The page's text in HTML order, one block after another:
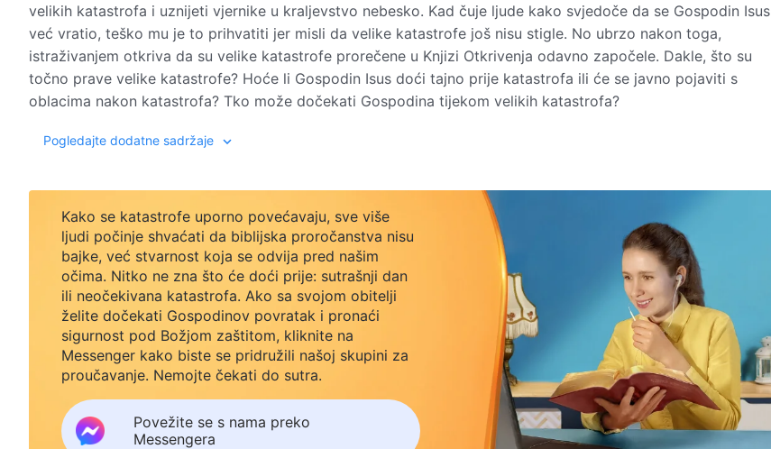
velikih katastrofa i uznijeti vjernike u kraljevstvo nebesko. Kad čuje ljude kako svjedoče da se Gospodin Isus
već vratio, teško mu je to prihvatiti jer misli da velike katastrofe još nisu stigle. No ubrzo nakon toga,
istraživanjem otkriva da su velike katastrofe prorečene u Knjizi Otkrivenja odavno započele. Dakle, što su
točno prave velike katastrofe? Hoće li Gospodin Isus doći tajno prije katastrofa ili će se javno pojaviti s
oblacima nakon katastrofa? Tko može dočekati Gospodina tijekom velikih katastrofa?
Nadamo se da ćete s nestrpljenjem iščekivati ​​izlazak igranog filma: Susret s Gospodinom tijekom katastrofa.
Pogledajte dodatne sadržaje
Kako se katastrofe uporno povećavaju, sve više
ljudi počinje shvaćati da biblijska proročanstva nisu
bajke, već stvarnost koja se odvija pred našim
očima. Nitko ne zna što će doći prije: sutrašnji dan
ili neočekivana katastrofa. Ako sa svojom obitelji
želite dočekati Gospodinov povratak i pronaći
sigurnost pod Božjom zaštitom, kliknite na
Messenger kako biste se pridružili našoj skupini za
proučavanje. Nemojte čekati do sutra.
Povežite se s nama preko
Messengera